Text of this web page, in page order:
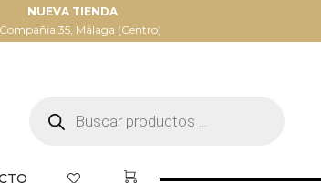
NUEVA TIENDA
35, Málaga (Centro)
productos